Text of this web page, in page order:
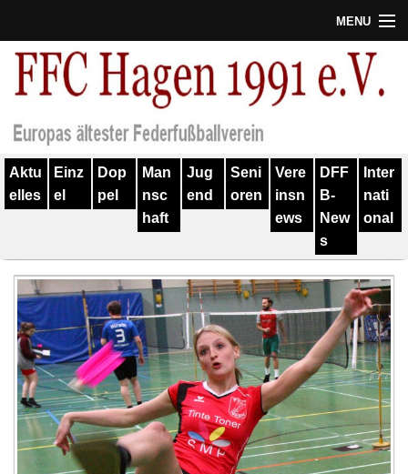
MENU
Termine
Verein
Geschichte
Training
Spieler
Kontakt
Links
Impressum
Aktu
elles
Einz
el
Dop
pel
Man
nsc
haft
Jug
end
Seni
oren
Vere
insn
ews
DFF
B-
New
s
Inter
nati
onal